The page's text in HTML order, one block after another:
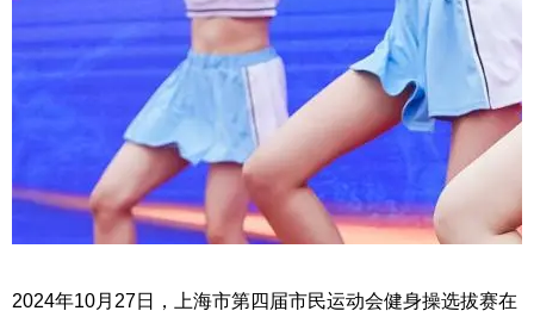
2024年10月27日，上海市第四届市民运动会健身操选拔赛在